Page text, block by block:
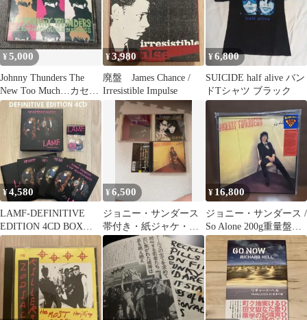
¥5,000
Johnny Thunders The
New Too Much…カセッ
トテープ
¥3,980
廃盤 James Chance /
Irresistible Impulse
¥6,800
SUICIDE half alive バン
ドTシャツ ブラック
¥4,580
LAMF-DEFINITIVE
EDITION 4CD BOX仕
様 缶バッジ付き
¥6,500
ジョニー・サンダース
帯付き・紙ジャケ・非
売品特典CD含む豪華5
点セット
¥ 16,800
ジョニー・サンダース /
So Alone 200g重量盤レ
コード 限定盤